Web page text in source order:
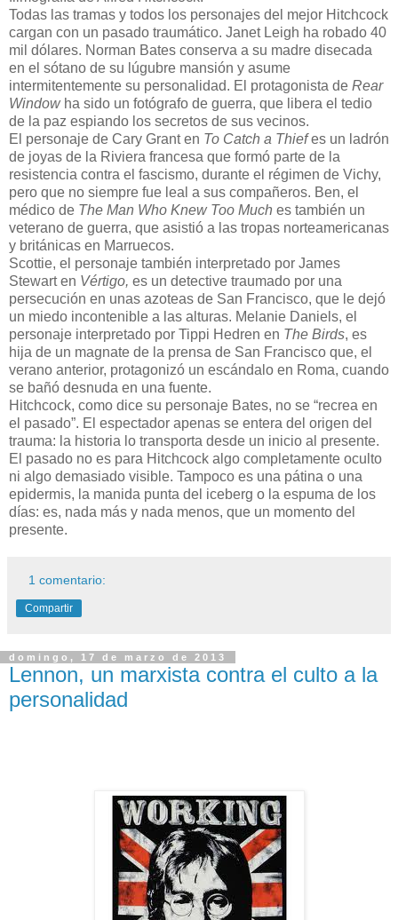
Todas las tramas y todos los personajes del mejor Hitchcock
cargan con un pasado traumático. Janet Leigh ha robado 40
mil dólares. Norman Bates conserva a su madre disecada
en el sótano de su lúgubre mansión y asume
intermitentemente su personalidad. El protagonista de Rear
Windowha sido un fotógrafo de guerra, que libera el tedio
de la paz espiando los secretos de sus vecinos.
El personaje de Cary Grant en To Catch a Thiefes un ladrón
de joyas de la Riviera francesa que formó parte de la
resistencia contra el fascismo, durante el régimen de Vichy,
pero que no siempre fue leal a sus compañeros. Ben, el
médico de The Man Who Knew Too Much es también un
veterano de guerra, que asistió a las tropas norteamericanas
y británicas en Marruecos.
Scottie, el personaje también interpretado por James
Stewart en Vértigo, es un detective traumado por una
persecución en unas azoteas de San Francisco, que le dejó
un miedo incontenible a las alturas. Melanie Daniels, el
personaje interpretado por Tippi Hedren en The Birds, es
hija de un magnate de la prensa de San Francisco que, el
verano anterior, protagonizó un escándalo en Roma, cuando
se bañó desnuda en una fuente.
Hitchcock, como dice su personaje Bates, no se “recrea en
el pasado”. El espectador apenas se entera del origen del
trauma: la historia lo transporta desde un inicio al presente.
El pasado no es para Hitchcock algo completamente oculto
ni algo demasiado visible. Tampoco es una pátina o una
epidermis, la manida punta del iceberg o la espuma de los
días: es, nada más y nada menos, que un momento del
presente.
1 comentario:
Compartir
domingo, 17 de marzo de 2013
Lennon, un marxista contra el culto a la
personalidad